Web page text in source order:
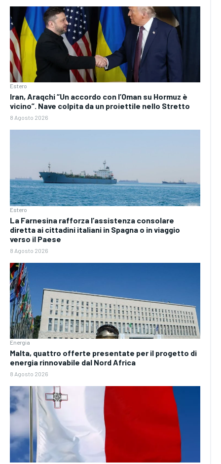
Estero
Iran, Araqchi “Un accordo con l’Oman su Hormuz è
vicino”. Nave colpita da un proiettile nello Stretto
8 Agosto 2026
Estero
La Farnesina rafforza l’assistenza consolare
diretta ai cittadini italiani in Spagna o in viaggio
verso il Paese
8 Agosto 2026
Energia
Malta, quattro offerte presentate per il progetto di
energia rinnovabile dal Nord Africa
8 Agosto 2026